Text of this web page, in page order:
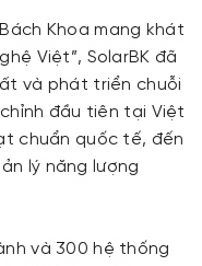
Khoa mang khát
Việt”, SolarBK đã
và phát triển chuỗi
đầu tiên tại Việt
chuẩn quốc tế, đến
lý năng lượng
và 300 hệ thống